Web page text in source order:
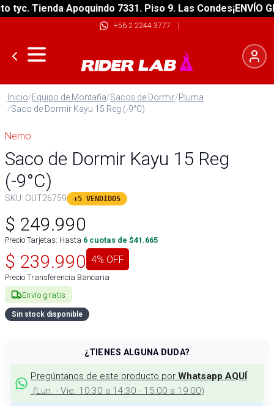
Tienda Apoquindo 7331. Piso 9. Las Condes¡ENVÍO
+56 2 2244 3777 |
Inicio/Equipo de Montaña/Sacos de Dormir/Pluma
/Saco de Dormir Kayu 15 Reg (-9°C)
Nemo
Saco de Dormir Kayu 15 Reg
(-9°C)
SKU: OUT26759 +5 VENDIDOS
$ 249.990
Precio Tarjetas: Hasta 6 cuotas de $41.665
$ 239.990 4% OFF
Precio Transferencia Bancaria
Envío gratis
Sin stock disponible
¿TIENES ALGUNA DUDA?
Pregúntanos de este producto por Whatsapp AQUÍ
(Lun. - Vie. 10:30 a 14:30 - 15:00 a 19:00)